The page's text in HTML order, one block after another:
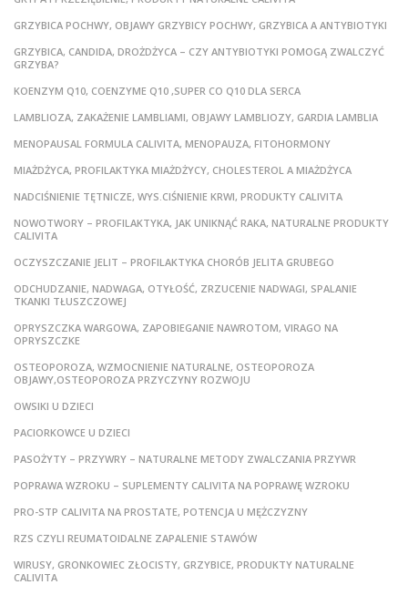
GRZYBICA POCHWY, OBJAWY GRZYBICY POCHWY, GRZYBICA A ANTYBIOTYKI
GRZYBICA, CANDIDA, DROŻDŻYCA – CZY ANTYBIOTYKI POMOGĄ ZWALCZYĆ
GRZYBA?
KOENZYM Q10, COENZYME Q10 ,SUPER CO Q10 DLA SERCA
LAMBLIOZA, ZAKAŻENIE LAMBLIAMI, OBJAWY LAMBLIOZY, GARDIA LAMBLIA
MENOPAUSAL FORMULA CALIVITA, MENOPAUZA, FITOHORMONY
MIAŻDŻYCA, PROFILAKTYKA MIAŻDŻYCY, CHOLESTEROL A MIAŻDŻYCA
NADCIŚNIENIE TĘTNICZE, WYS.CIŚNIENIE KRWI, PRODUKTY CALIVITA
NOWOTWORY – PROFILAKTYKA, JAK UNIKNĄĆ RAKA, NATURALNE PRODUKTY
CALIVITA
OCZYSZCZANIE JELIT – PROFILAKTYKA CHORÓB JELITA GRUBEGO
ODCHUDZANIE, NADWAGA, OTYŁOŚĆ, ZRZUCENIE NADWAGI, SPALANIE
TKANKI TŁUSZCZOWEJ
OPRYSZCZKA WARGOWA, ZAPOBIEGANIE NAWROTOM, VIRAGO NA
OPRYSZCZKE
OSTEOPOROZA, WZMOCNIENIE NATURALNE, OSTEOPOROZA
OBJAWY,OSTEOPOROZA PRZYCZYNY ROZWOJU
OWSIKI U DZIECI
PACIORKOWCE U DZIECI
PASOŻYTY – PRZYWRY – NATURALNE METODY ZWALCZANIA PRZYWR
POPRAWA WZROKU – SUPLEMENTY CALIVITA NA POPRAWĘ WZROKU
PRO-STP CALIVITA NA PROSTATE, POTENCJA U MĘŻCZYZNY
RZS CZYLI REUMATOIDALNE ZAPALENIE STAWÓW
WIRUSY, GRONKOWIEC ZŁOCISTY, GRZYBICE, PRODUKTY NATURALNE
CALIVITA